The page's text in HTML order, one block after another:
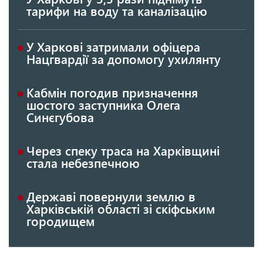
тарифи на воду та каналізацію
У Харкові затримали офіцера
Нацгвардії за допомогу ухилянту
Кабмін погодив призначення
шостого заступника Олега
Синєгубова
Через спеку траса на Харківщині
стала небезпечною
Державі повернули землю в
Харківській області зі скіфським
городищем